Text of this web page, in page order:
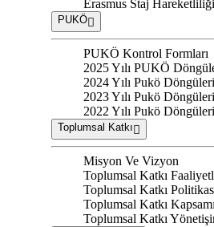
Erasmus Staj
PUKÖ
PUKÖ Kontrol Formları
2025 Yılı PUKÖ
2024 Yılı Pukö Döngüleri
2023 Yılı Pukö Döngüleri
2022 Yılı Pukö Döngüleri
Toplumsal Katkı
Misyon Ve Vizyon
Toplumsal Katkı
Toplumsal Katkı
Toplumsal Katkı
Toplumsal Katkı